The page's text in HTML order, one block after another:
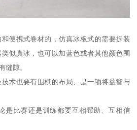
便携式卷材的，仿真冰板式的需要拆装
似真冰，也可以加蓝色或者其他颜色围
缝隙。
术也要有围棋的布局、是一项将益智与
是比赛还是训练都要互相帮助、互相信